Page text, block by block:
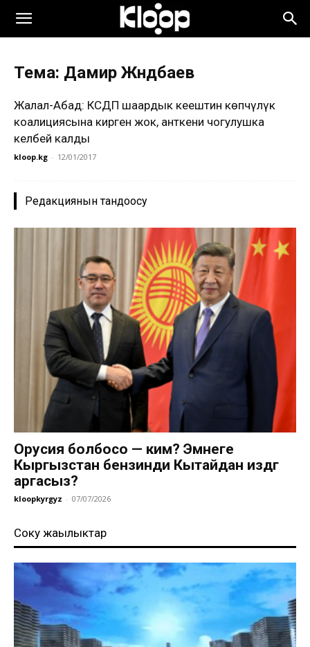
Тема: Дамир Жүндүбаев
Жалал-Абад: КСДП шаардык кеңештин көпчүлүк
коалициясына кирген жок, анткени чогулушка
келбей калды
kloop.kg - 12/01/2017
Редакциянын тандоосу
Орусия болбосо — ким? Эмнеге
Кыргызстан бензинди Кытайдан издөөгө
аргасыз?
kloopkyrgyz - 07/07/2026
Соңку жаңылыктар